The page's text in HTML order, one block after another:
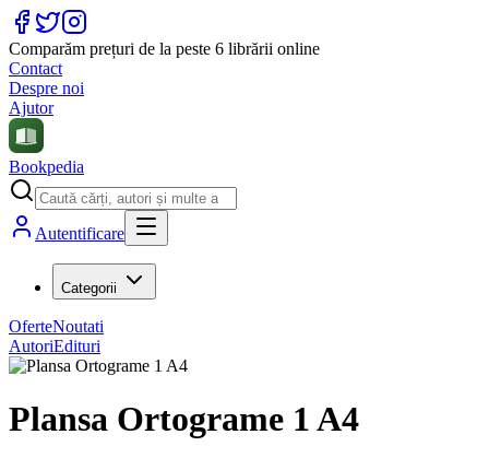
Comparăm prețuri de la peste 6 librării online
Contact
Despre noi
Ajutor
Bookpedia
Autentificare
Categorii
OferteNoutati
AutoriEdituri
Plansa Ortograme 1 A4